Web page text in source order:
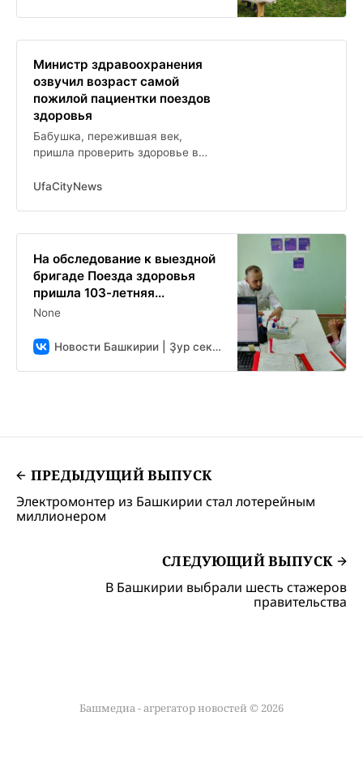
Министр здравоохранения
озвучил возраст самой
пожилой пациентки поездов
здоровья
Бабушка, пережившая век,
пришла проверить здоровье в
UfaCityNews
На обследование к выездной
бригаде Поезда здоровья
пришла 103-летняя...
None
Новости Башкирии | Ҙур секрет
ПРЕДЫДУЩИЙ ВЫПУСК
Электромонтер из Башкирии стал лотерейным
миллионером
СЛЕДУЮЩИЙ ВЫПУСК
В Башкирии выбрали шесть стажеров
правительства
Башмедиа - агрегатор новостей © 2026